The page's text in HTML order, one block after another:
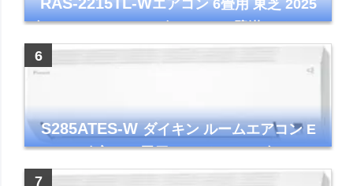
エアコン 6畳用 東芝 2025
年モデル TLシリーズ ホワイト 壁掛け クーラ
ー コンパクト 清潔
S285ATES-Wダイキン ルームエアコン E
シリーズ 主に10畳用 ホワイト 2025年モデル
コンパクトモデル ストリーマ